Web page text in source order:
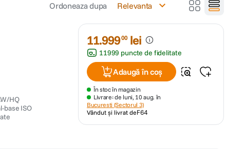
Ordoneaza dupa Relevanta
HQ
base ISO
11.99900 lei
11999 puncte de fidelitate
Adaugă în coș
În stoc în magazin
Livrare: de luni, 10 aug. în
Bucuresti (Sectorul 3)
Vândut și livrat deF64